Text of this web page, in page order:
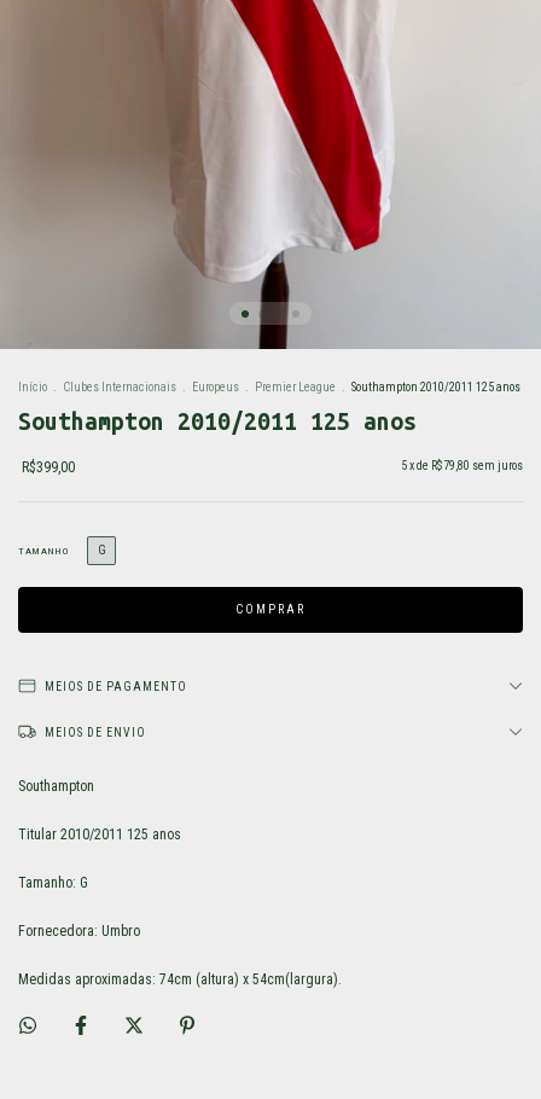
Início . Clubes Internacionais . Europeus . Premier League . Southampton 2010/2011 125 anos
Southampton 2010/2011 125 anos
R$399,00 5x de R$79,80 sem juros
TAMANHO G
MEIOS DE PAGAMENTO
MEIOS DE ENVIO
Southampton
Titular 2010/2011 125 anos
Tamanho: G
Fornecedora: Umbro
Medidas aproximadas: 74cm (altura) x 54cm(largura).